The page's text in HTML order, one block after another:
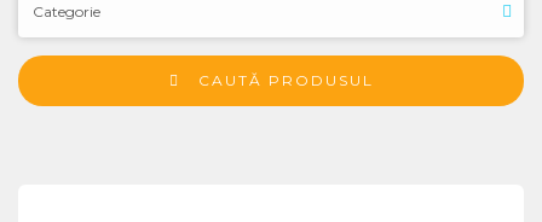
CAUTĂ PRODUSUL